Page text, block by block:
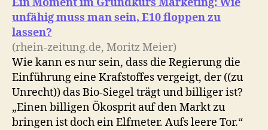
unfähig muss man sein, E10 floppen zu
lassen?
(rhein-zeitung.de, Moritz Meier)
Wie kann es nur sein, dass die Regierung die
Einführung eine Krafstoffes vergeigt, der ((zu
Unrecht)) das Bio-Siegel trägt und billiger ist?
„Einen billigen Ökosprit auf den Markt zu
bringen ist doch ein Elfmeter. Aufs leere Tor.“